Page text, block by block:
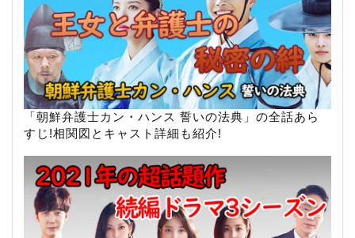
「朝鮮弁護士カン・ハンス 誓いの法典」の全話あら
すじ!相関図とキャスト詳細も紹介!